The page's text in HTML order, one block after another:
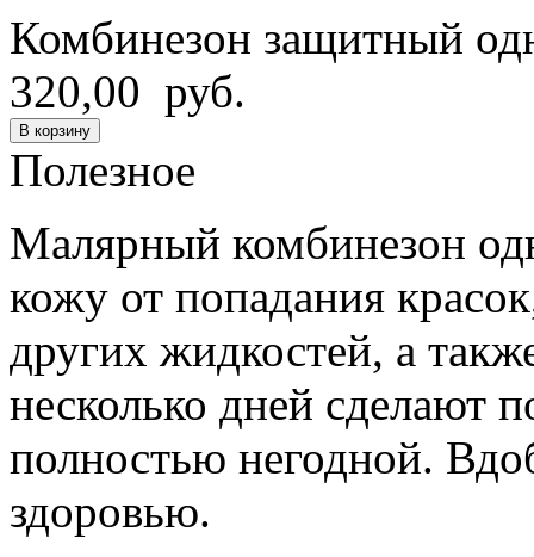
Комбинезон защитный
320,00 руб.
В корзину
Полезное
Малярный комбинезон
кожу от попадания
других жидкостей, а
несколько дней сделают
полностью негодной.
здоровью.